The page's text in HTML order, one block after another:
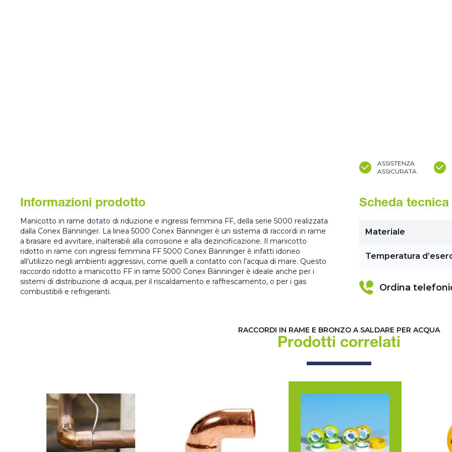
ASSISTENZA
ASSICURATA
Informazioni prodotto
Manicotto in rame dotato di riduzione e ingressi femmina FF, della serie 5000 realizzata
dalla Conex Bänninger. La linea 5000 Conex Bänninger è un sistema di raccordi in rame
a brasare ed avvitare, inalterabili alla corrosione e alla dezincificazione. Il manicotto
ridotto in rame con ingressi femmina FF 5000 Conex Bänninger è infatti idoneo
all’utilizzo negli ambienti aggressivi, come quelli a contatto con l’acqua di mare. Questo
raccordo ridotto a manicotto FF in rame 5000 Conex Bänninger è ideale anche per i
sistemi di distribuzione di acqua, per il riscaldamento e raffrescamento, o per i gas
combustibili e refrigeranti.
Scheda tecnica
Materiale
Temperatura
Ordina
RACCORDI IN RAME E BRONZO A SALDARE PER ACQUA
Prodotti correlati